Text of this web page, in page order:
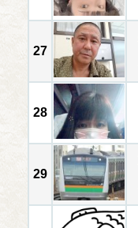
27
28
29